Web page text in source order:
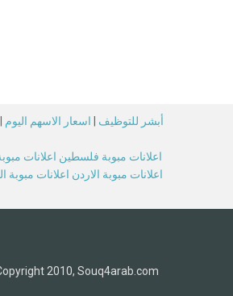
أبشر للتوظيف اسعار الاسهم اليوم
اعلانات مبوبة فلسطين اعلانات
اعلانات مبوبة الاردن اعلانات مبوبة
2010, Souq4arab.com